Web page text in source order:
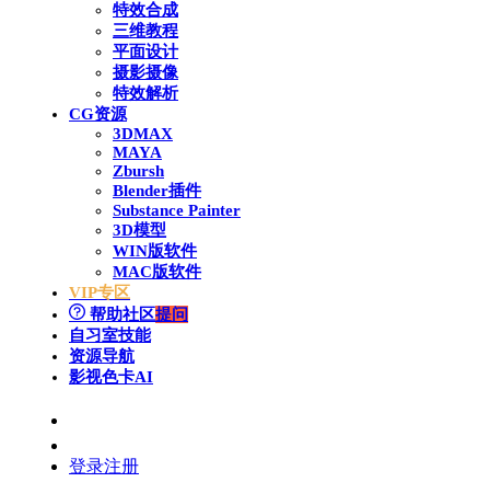
特效合成
三维教程
平面设计
摄影摄像
特效解析
CG资源
3DMAX
MAYA
Zbursh
Blender插件
Substance Painter
3D模型
WIN版软件
MAC版软件
VIP专区
帮助社区提问
自习室技能
资源导航
影视色卡AI
登录注册